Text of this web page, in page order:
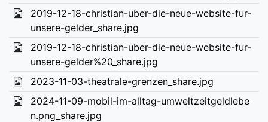
2019-12-18-christian-uber-die-neue-website-fur-
unsere-gelder_share.jpg
2019-12-18-christian-uber-die-neue-website-fur-
unsere-gelder%20_share.jpg
2023-11-03-theatrale-grenzen_share.jpg
2024-11-09-mobil-im-alltag-umweltzeitgeldlebe
n.png_share.jpg